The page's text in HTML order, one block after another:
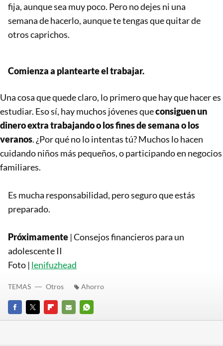
fija, aunque sea muy poco. Pero no dejes ni una
semana de hacerlo, aunque te tengas que quitar de
otros caprichos.
Comienza a plantearte el trabajar.
Una cosa que quede claro, lo primero que hay que hacer es
estudiar. Eso sí, hay muchos jóvenes queconsiguen un
dinero extra trabajando o los fines de semana o los
veranos. ¿Por qué no lo intentas tú? Muchos lo hacen
cuidando niños más pequeños, o participando en negocios
familiares.
Es mucha responsabilidad, pero seguro que estás
preparado.
Próximamente | Consejos financieros para un
adolescente II
Foto | lenifuzhead
FACEBOOK
TWITTERFLIPBOARD
E-
WHATSAPP
TEMAS Otros Ahorro